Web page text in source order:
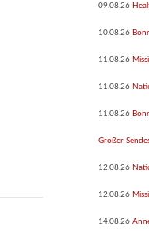
09.08.26
10.08.26
11.08.26
11.08.26
11.08.26
Großer
12.08.26
12.08.26
14.08.26